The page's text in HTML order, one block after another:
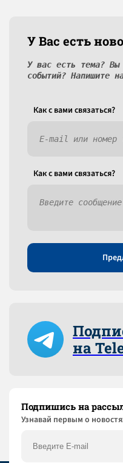
У Вас есть
У вас есть тема? Вы
событий? Напишите
Как c вами связаться?
Как c вами связаться?
на
Подпишись на
Узнaвай первым о